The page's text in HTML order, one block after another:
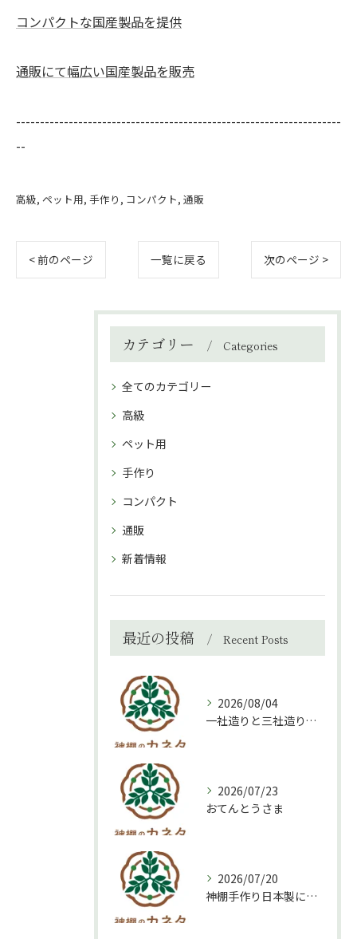
コンパクトな国産製品を提供
通販にて幅広い国産製品を販売
--------------------------------------------------------------------
--
高級 ペット用 手作り コンパクト 通販
< 前のページ 一覧に戻る 次のページ >
カテゴリー Categories
全てのカテゴリー
高級
ペット用
手作り
コンパクト
通販
新着情報
最近の投稿 Recent Posts
2026/08/04
一社造りと三社造り、どちらを選ぶべき？
2026/07/23
おてんとうさま
2026/07/20
神棚手作り日本製について